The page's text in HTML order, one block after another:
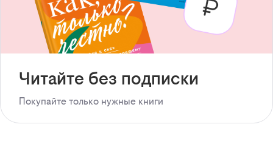
Читайте без подписки
Покупайте только нужные книги